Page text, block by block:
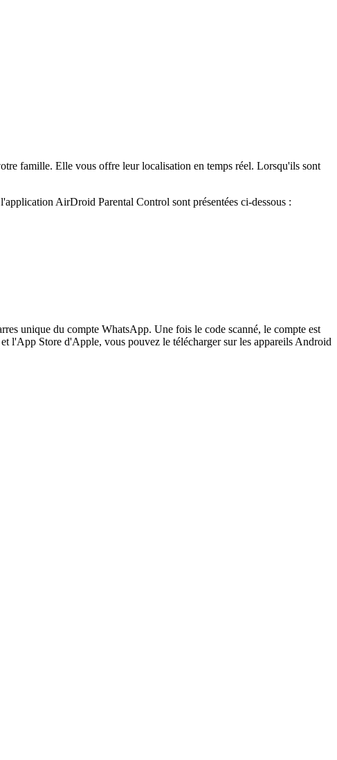
famille. Elle vous offre leur localisation en temps réel. Lorsqu'ils sont
AirDroid Parental Control sont présentées ci-dessous :
unique du compte WhatsApp. Une fois le code scanné, le compte est
l'App Store d'Apple, vous pouvez le télécharger sur les appareils Android